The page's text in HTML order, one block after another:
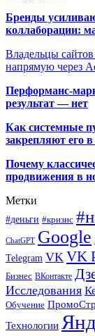
Бренды
коллаборации:
Владельцы
напрямую через
Перформанс-
результат — нет
Как системные
закрепляют его в
Почему
продвижения в
Метки
#деньги #кризис
ChatGPT Google
Telegram VK VK
Бизнес ВКонтакте
Исследования
Обучение
Технологии